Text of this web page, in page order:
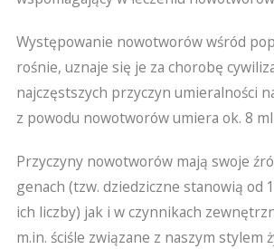
Występowanie nowotworów wśród
rośnie, uznaje się je za chorobę
najczęstszych przyczyn umieralności
z powodu nowotworów umiera ok. 8
Przyczyny nowotworów mają swoje
genach (tzw. dziedziczne stanowią od
ich liczby) jak i w czynnikach
m.in. ściśle związane z naszym stylem